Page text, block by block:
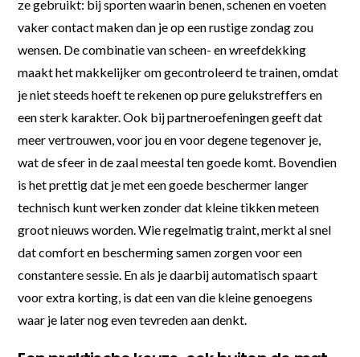
ze gebruikt: bij sporten waarin benen, schenen en voeten
vaker contact maken dan je op een rustige zondag zou
wensen. De combinatie van scheen- en wreefdekking
maakt het makkelijker om gecontroleerd te trainen, omdat
je niet steeds hoeft te rekenen op pure gelukstreffers en
een sterk karakter. Ook bij partneroefeningen geeft dat
meer vertrouwen, voor jou en voor degene tegenover je,
wat de sfeer in de zaal meestal ten goede komt. Bovendien
is het prettig dat je met een goede beschermer langer
technisch kunt werken zonder dat kleine tikken meteen
groot nieuws worden. Wie regelmatig traint, merkt al snel
dat comfort en bescherming samen zorgen voor een
constantere sessie. En als je daarbij automatisch spaart
voor extra korting, is dat een van die kleine genoegens
waar je later nog even tevreden aan denkt.